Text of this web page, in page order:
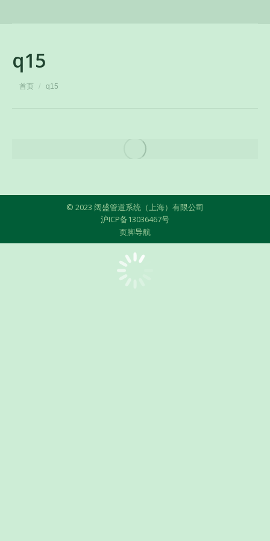
q15
您在这里：
首页 q15
© 2023 阔盛管道系统（上海）有限公司
沪ICP备13036467号
页脚导航